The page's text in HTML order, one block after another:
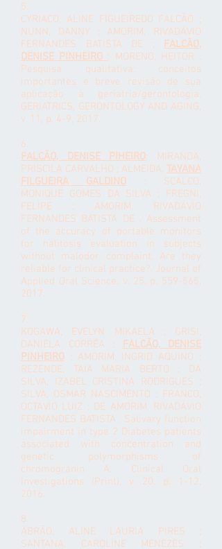
5.
CYRIACO, ALINE FIGUEIREDO FALCÃO ;
NUNN, DANNY ; AMORIM, RIVADÁVIO
FERNANDES BATISTA DE ; FALCÃO,
DENISE PINHEIRO ; MORENO, HEITOR .
Pesquisa qualitativa: conceitos
importantes e breve revisão de sua
aplicação à geriatria/gerontologia.
GERIATRICS, GERONTOLOGY AND AGING,
v. 11, p. 4-9, 2017.
6.
FALCÃO, DENISE PIHEIRO; MIRANDA,
PRISCILA CARVALHO ; ALMEIDA, TAYANA
FILGUEIRA GALDINO ; SCALCO,
MONIQUE GOMES DA SILVA ; FREGNI,
FELIPE ; AMORIM, RIVADÁVIO
FERNANDES BATISTA DE . Assessment
of the accuracy of portable monitors
for halitosis evaluation in subjects
without malodor complaint. Are they
reliable for clinical practice?. Journal of
Applied Oral Science, v. 25, p. 559-565,
2017.
7.
KOGAWA, EVELYN MIKAELA ; GRISI,
DANIELA CORRÊA ; FALCÃO, DENISE
PINHEIRO ; AMORIM, INGRID AQUINO ;
REZENDE, TAIA MARIA BERTO ; DA
SILVA, IZABEL CRISTINA RODRIGUES ;
SILVA, OSMAR NASCIMENTO ; FRANCO,
OCTÁVIO LUIZ ; DE AMORIM, RIVADÁVIO
FERNANDES BATISTA . Salivary function
impairment in type 2 Diabetes patients
associated with concentration and
genetic polymorphisms of
chromogranin A. Clinical Oral
Investigations (Print), v. 20, p. 1-12,
2016.
8.
ABRÃO, ALINE LAURIA PIRES ;
SANTANA, CAROLINE MENEZES ;